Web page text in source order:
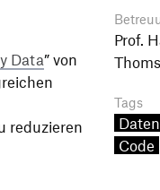
Data” von
reduzieren
Prof.
Tags
Code